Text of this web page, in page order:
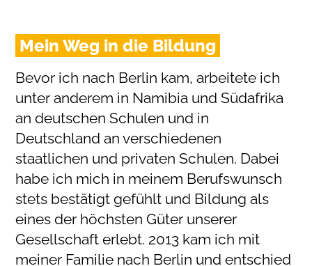
Mein Weg in die Bildung
Bevor ich nach Berlin kam, arbeitete ich
unter anderem in Namibia und Südafrika
an deutschen Schulen und in
Deutschland an verschiedenen
staatlichen und privaten Schulen. Dabei
habe ich mich in meinem Berufswunsch
stets bestätigt gefühlt und Bildung als
eines der höchsten Güter unserer
Gesellschaft erlebt. 2013 kam ich mit
meiner Familie nach Berlin und entschied